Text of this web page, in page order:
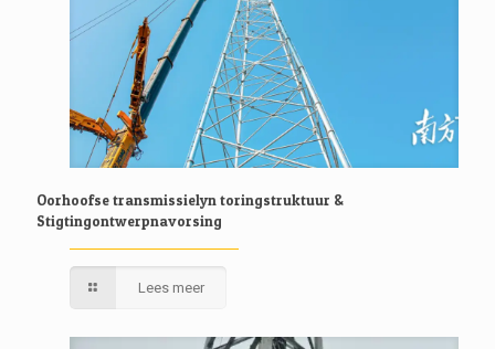
Oorhoofse transmissielyn toringstruktuur &
Stigtingontwerpnavorsing
Lees meer